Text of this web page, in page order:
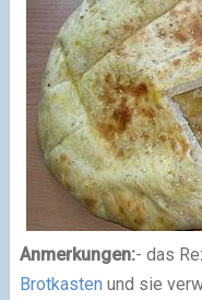
Anmerkungen:- das
Brotkasten und sie